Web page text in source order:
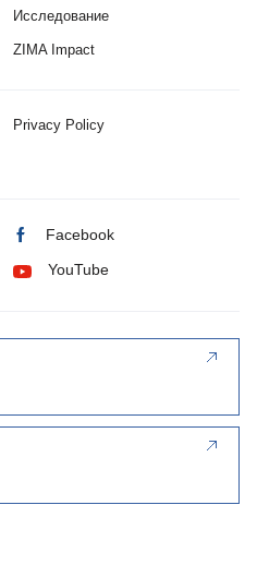
Исследование
ZIMA Impact
Privacy Policy
Facebook
YouTube